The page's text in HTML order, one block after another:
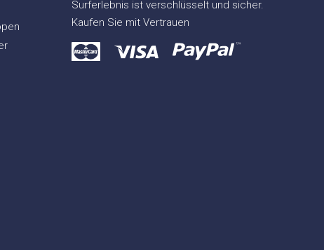
Surferlebnis ist verschlüsselt und sicher.
Kaufen Sie mit Vertrauen